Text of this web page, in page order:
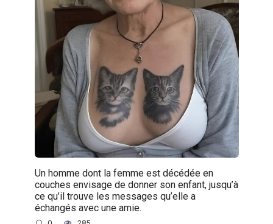
Un homme dont la femme est décédée en
couches envisage de donner son enfant, jusqu’à
ce qu’il trouve les messages qu’elle a
échangés avec une amie.